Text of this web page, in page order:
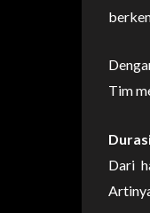
Tim
Dari